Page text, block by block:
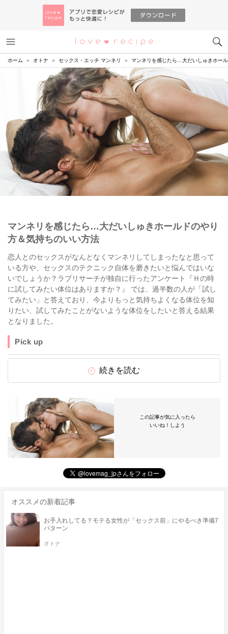
恋愛レシピ
ホーム オトナ セックス・エッチ マンネリ マンネリを感じたら…大だいしゅきホー
マンネリを感じたら…大だいしゅきホールドのやり
方＆気持ちのいい方法
恋人とのセックスがなんとなくマンネリしてしまったなと思って
いる方や、セックスのテクニック自体を磨きたいと悩んではいな
いでしょうか？ラブリサーチが独自に行ったアンケート『Ｈの時
に試してみたい体位はありますか？』 では、過半数の人が「試し
てみたい」と答えており、今よりもっと気持ちよくなる体位を知
りたい、試してみたことがないような体位をしたいと答える結果
となりました。
Pick up
続きを読む
この記事が気に入ったら
いいね！しよう
オススメの新着記事
お手入れしてる？モテる女性が「セックス前」にやるべき準備7
パターン
オトナ